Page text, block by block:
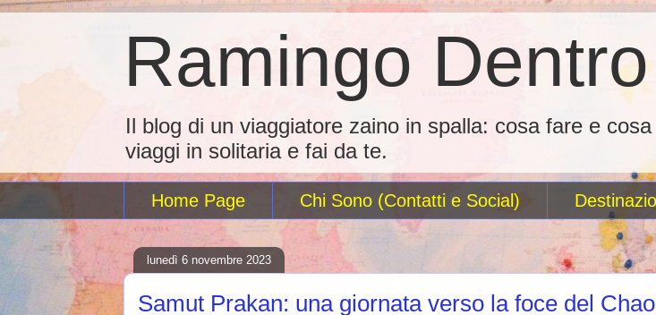
Ramingo Dentro
Il blog di un viaggiatore zaino in spalla: cosa fare e
viaggi in solitaria e fai da te.
Home Page Chi Sono (Contatti e Social)
lunedì 6 novembre 2023
Samut Prakan: una giornata verso la foce del